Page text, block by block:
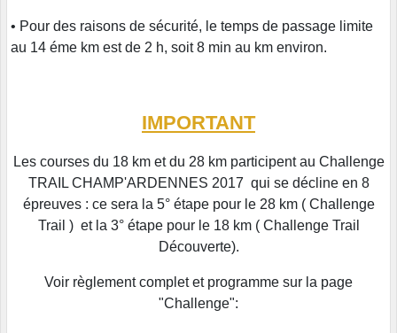
• Pour des raisons de sécurité, le temps de passage limite
au 14 éme km est de 2 h, soit 8 min au km environ.
IMPORTANT
Les courses du 18 km et du 28 km participent au Challenge
TRAIL CHAMP'ARDENNES 2017 qui se décline en 8
épreuves : ce sera la 5° étape pour le 28 km ( Challenge
Trail ) et la 3° étape pour le 18 km ( Challenge Trail
Découverte).
Voir règlement complet et programme sur la page
"Challenge":